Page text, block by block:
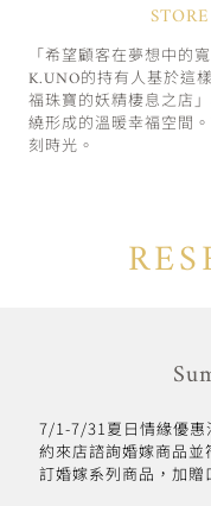
「希望顧客在夢想中的
K.UNO的持有人基於這
福珠寶的妖精棲息之店
繞形成的溫暖幸福空間
刻時光。
7/1-7/31夏日情緣優惠
約來店諮詢婚嫁商品
訂婚嫁系列商品，加贈